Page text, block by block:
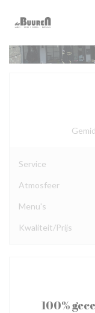
Service
Atmosfeer
Menu's
Kwaliteit/Prijs
100%